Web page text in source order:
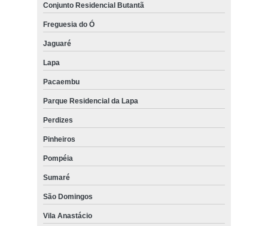
Conjunto Residencial Butantã
Freguesia do Ó
Jaguaré
Lapa
Pacaembu
Parque Residencial da Lapa
Perdizes
Pinheiros
Pompéia
Sumaré
São Domingos
Vila Anastácio